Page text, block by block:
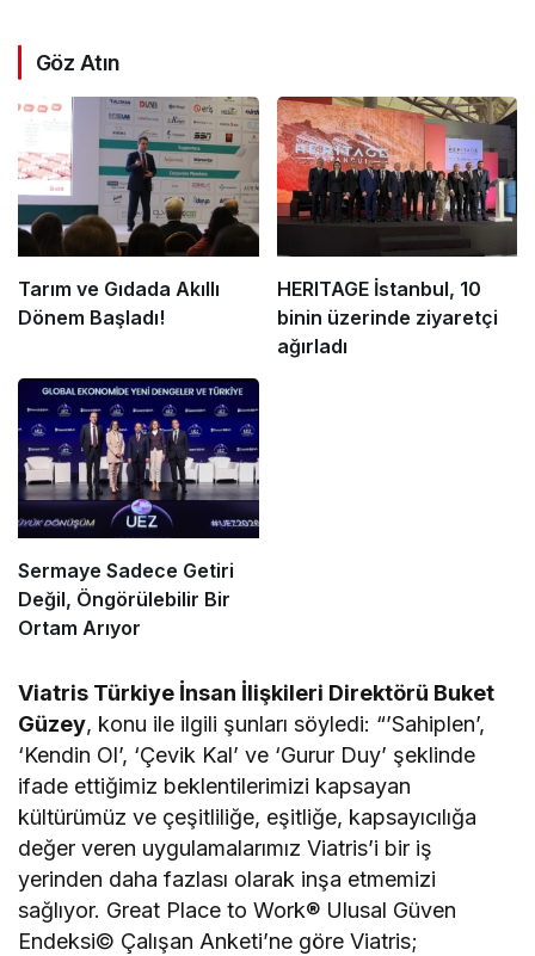
Göz Atın
Tarım ve Gıdada Akıllı
Dönem Başladı!
HERITAGE İstanbul, 10
binin üzerinde ziyaretçi
ağırladı
Sermaye Sadece Getiri
Değil, Öngörülebilir Bir
Ortam Arıyor
Viatris Türkiye İnsan İlişkileri Direktörü Buket
Güzey, konu ile ilgili şunları söyledi: “’Sahiplen’,
‘Kendin Ol’, ‘Çevik Kal’ ve ‘Gurur Duy’ şeklinde
ifade ettiğimiz beklentilerimizi kapsayan
kültürümüz ve çeşitliliğe, eşitliğe, kapsayıcılığa
değer veren uygulamalarımız Viatris’i bir iş
yerinden daha fazlası olarak inşa etmemizi
sağlıyor. Great Place to Work® Ulusal Güven
Endeksi© Çalışan Anketi’ne göre Viatris;